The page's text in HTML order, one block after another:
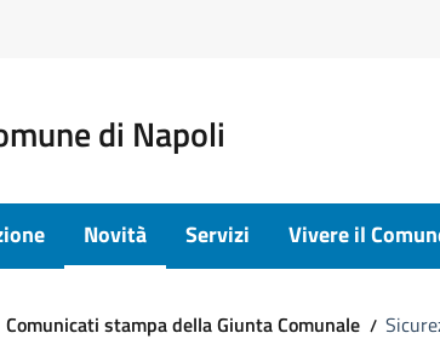
di Napoli
Novità Servizi Vivere il
Comunicati stampa della Giunta Comunale